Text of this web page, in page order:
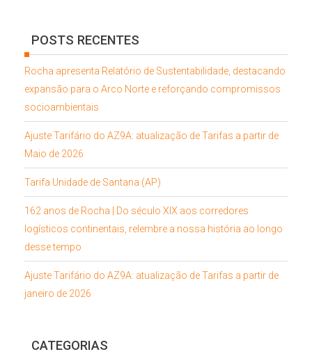
POSTS RECENTES
Rocha apresenta Relatório de Sustentabilidade, destacando
expansão para o Arco Norte e reforçando compromissos
socioambientais
Ajuste Tarifário do AZ9A: atualização de Tarifas a partir de
Maio de 2026
Tarifa Unidade de Santana (AP)
162 anos de Rocha | Do século XIX aos corredores
logísticos continentais, relembre a nossa história ao longo
desse tempo
Ajuste Tarifário do AZ9A: atualização de Tarifas a partir de
janeiro de 2026
CATEGORIAS